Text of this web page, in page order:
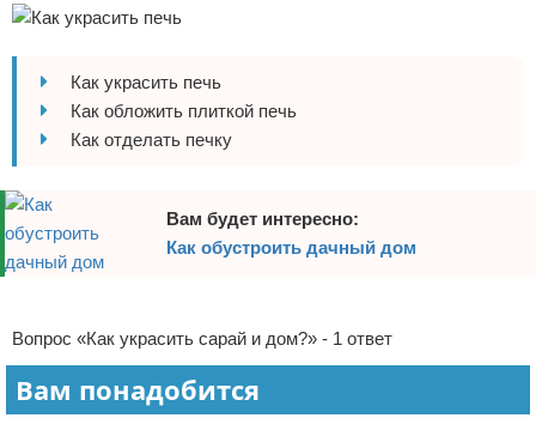
Домашний быт
Коммунальные услуги
Сантехника
Безопасность
Стройматериалы
Отказ от ответственности
Как украсить печь
Как обложить плиткой печь
Как отделать печку
Вам будет интересно:
Как обустроить дачный дом
Вопрос «Как украсить сарай и дом?» - 1 ответ
Вам понадобится